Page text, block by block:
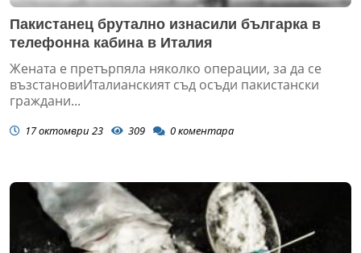
Пакистанец брутално изнасили българка в
телефонна кабина в Италия
Жената е претърпяла няколко операции, за да се
възстановиИталианският съд осъди пакистански
граждани...
17 октомври 23 309 0коментара